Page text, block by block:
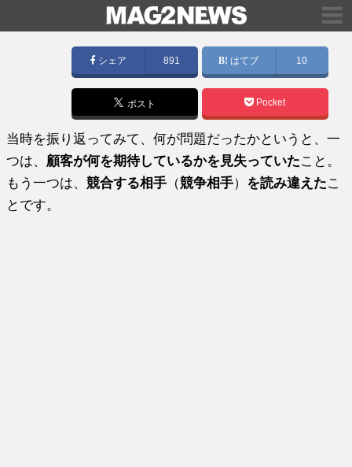
シェア 891 はてブ 10
ポスト Pocket
当時を振り返ってみて、何が問題だったかというと、一
つは、 顧客が何を期待しているかを見失っていたこと。
もう一つは、競合する相手 （競争相手） を読み違えたこ
とです。